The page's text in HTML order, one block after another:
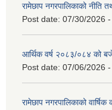
रामेछाप नगरपालिकाको नीति
Post date: 07/30/2026
आर्थिक वर्ष २०८३/०८४ को
Post date: 07/06/2026
रामेछाप नगरपालिकाको